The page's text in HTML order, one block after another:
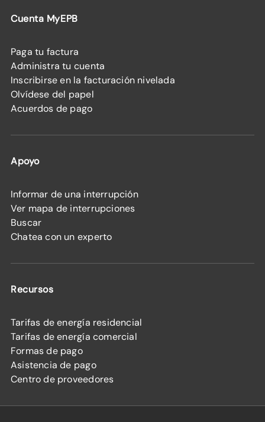
Cuenta MyEPB
Paga tu factura
Administra tu cuenta
Inscribirse en la facturación nivelada
Olvídese del papel
Acuerdos de pago
Apoyo
Informar de una interrupción
Ver mapa de interrupciones
Buscar
Chatea con un experto
Recursos
Tarifas de energía residencial
Tarifas de energía comercial
Formas de pago
Asistencia de pago
Centro de proveedores